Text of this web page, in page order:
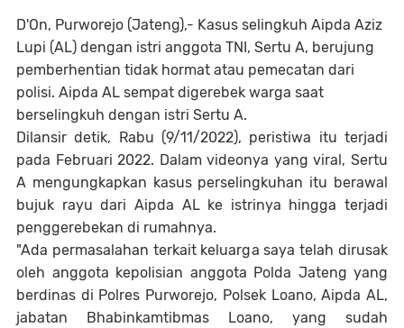
D'On, Purworejo (Jateng),- Kasus selingkuh Aipda Aziz
Lupi (AL) dengan istri anggota TNI, Sertu A, berujung
pemberhentian tidak hormat atau pemecatan dari
polisi. Aipda AL sempat digerebek warga saat
berselingkuh dengan istri Sertu A.
Dilansir detik, Rabu (9/11/2022), peristiwa itu terjadi
pada Februari 2022. Dalam videonya yang viral, Sertu
A mengungkapkan kasus perselingkuhan itu berawal
bujuk rayu dari Aipda AL ke istrinya hingga terjadi
penggerebekan di rumahnya.
"Ada permasalahan terkait keluarga saya telah dirusak
oleh anggota kepolisian anggota Polda Jateng yang
berdinas di Polres Purworejo, Polsek Loano, Aipda AL,
jabatan Bhabinkamtibmas Loano, yang sudah